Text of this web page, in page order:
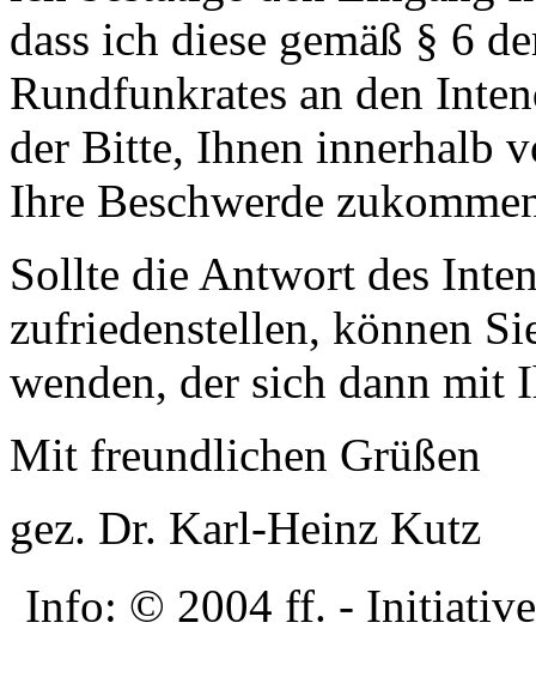
dass ich diese gemäß § 6
Rundfunkrates an den
der Bitte, Ihnen innerhalb
Ihre Beschwerde
Sollte die Antwort des
zufriedenstellen, können
wenden, der sich dann mit
Mit freundlichen Grüßen
gez. Dr. Karl-Heinz Kutz
Info: © 2004 ff. -